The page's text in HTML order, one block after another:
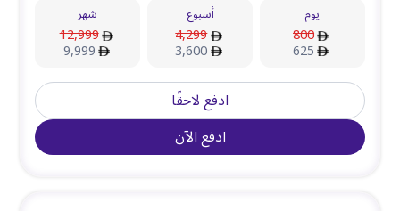
يوم
800
625
أسبوع
4,299
3,600
شهر
12,999
9,999
ادفع لاحقًا
ادفع الآن